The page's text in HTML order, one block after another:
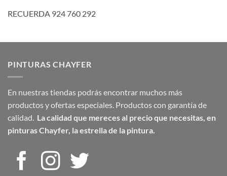
RECUERDA 924 760 292
PINTURAS CHAYFER
En nuestras tiendas podrás encontrar muchos más
productos y ofertas especiales. Productos con garantía de
calidad. La calidad que mereces al precio que necesitas, en
pinturas Chayfer, la estrella de la pintura.